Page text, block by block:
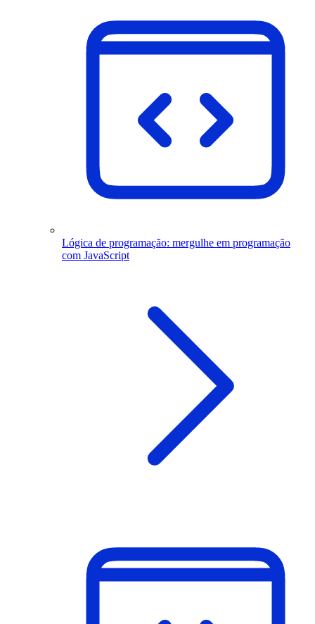
Lógica de programação: mergulhe em programação
com JavaScript